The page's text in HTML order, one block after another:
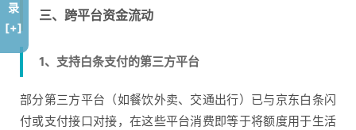
三、跨平台资金流动
1、支持白条支付的第三方平台
部分第三方平台（如餐饮外卖、交通出行）已与京东白条闪
付或支付接口对接，在这些平台消费即等于将额度用于生活
录
[+]